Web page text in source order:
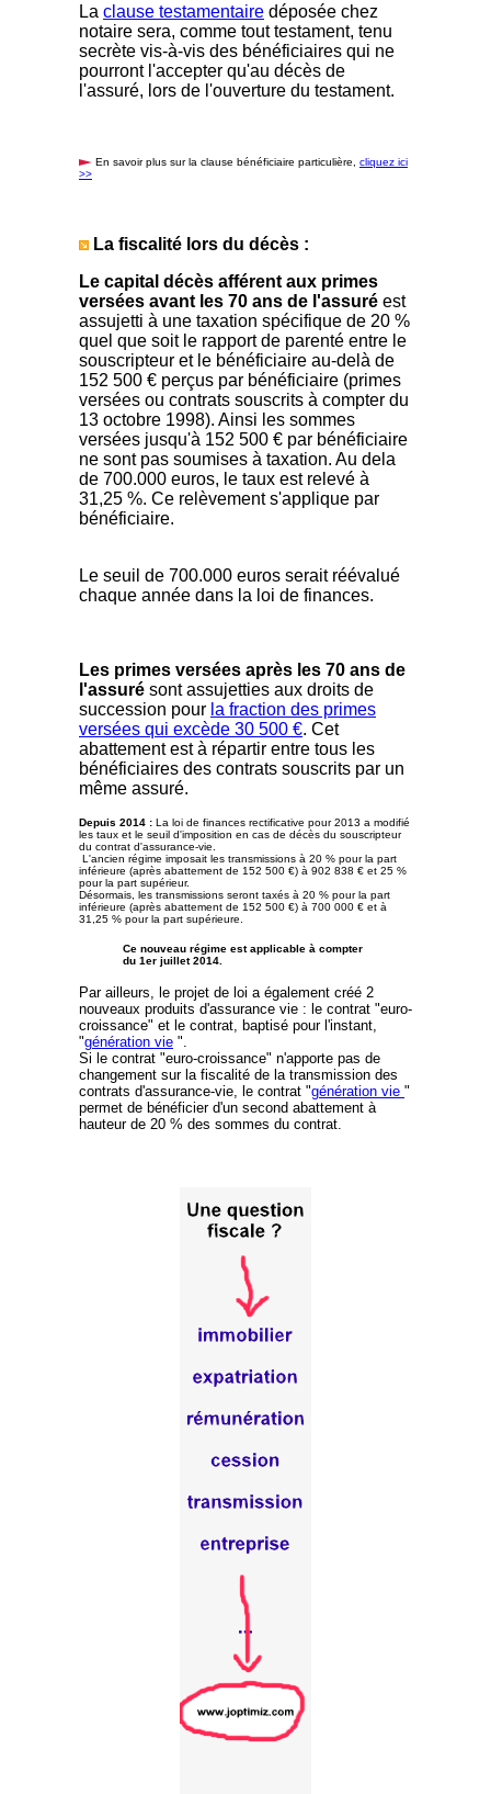
La clause testamentaire déposée chez
notaire sera, comme tout testament, tenu
secrète vis-à-vis des bénéficiaires qui ne
pourront l'accepter qu'au décès de
l'assuré, lors de l'ouverture du testament.
En savoir plus sur la clause bénéficiaire particulière, cliquez ici
>>
La fiscalité lors du décès :
Le capital décès afférent aux primes
versées avant les 70 ans de l'assuré est
assujetti à une taxation spécifique de 20 %
quel que soit le rapport de parenté entre le
souscripteur et le bénéficiaire au-delà de
152 500 € perçus par bénéficiaire (primes
versées ou contrats souscrits à compter du
13 octobre 1998). Ainsi les sommes
versées jusqu'à 152 500 € par bénéficiaire
ne sont pas soumises à taxation. Au dela
de 700.000 euros, le taux est relevé à
31,25 %. Ce relèvement s'applique par
bénéficiaire.
Le seuil de 700.000 euros serait réévalué
chaque année dans la loi de finances.
Les primes versées après les 70 ans de
l'assuré sont assujetties aux droits de
succession pour la fraction des primes
versées qui excède 30 500 €. Cet
abattement est à répartir entre tous les
bénéficiaires des contrats souscrits par un
même assuré.
Depuis 2014 : La loi de finances rectificative pour 2013 a modifié
les taux et le seuil d'imposition en cas de décès du souscripteur
du contrat d'assurance-vie.
L'ancien régime imposait les transmissions à 20 % pour la part
inférieure (après abattement de 152 500 €) à 902 838 € et 25 %
pour la part supérieur.
Désormais, les transmissions seront taxés à 20 % pour la part
inférieure (après abattement de 152 500 €) à 700 000 € et à
31,25 % pour la part supérieure
Ce nouveau régime est applicable à compter
du 1er juillet 2014.
Par ailleurs, le projet de loi a également créé 2
nouveaux produits d'assurance vie : le contrat "euro-
croissance" et le contrat, baptisé pour l'instant,
"génération vie ".
Si le contrat "euro-croissance" n'apporte pas de
changement sur la fiscalité de la transmission des
contrats d'assurance-vie, le contrat "génération vie "
permet de bénéficier d'un second abattement à
hauteur de 20 % des sommes du contrat.